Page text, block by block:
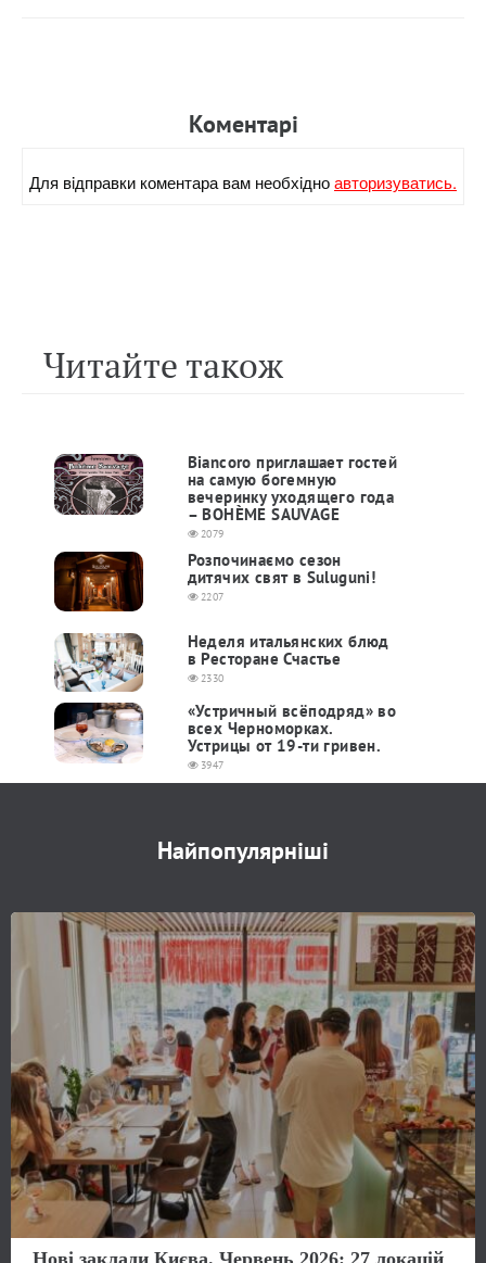
Коментарi
Для вiдправки коментара вам необхiдноавторизуватись.
Читайте також
Biancoro приглашает гостей
на самую богемную
вечеринку уходящего года
– BOHÈME SAUVAGE
2079
Розпочинаємо сезон
дитячих свят в Suluguni!
2207
Неделя итальянских блюд
в Ресторане Счастье
2330
«Устричный всёподряд» во
всех Черноморках.
Устрицы от 19-ти гривен.
3947
Найпопулярніші